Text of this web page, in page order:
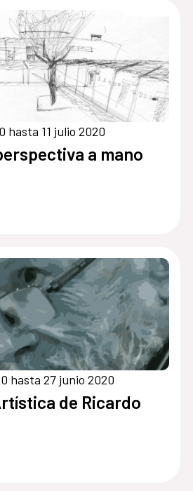
hasta 11 julio 2020
a mano
hasta 27 junio 2020
de Ricardo